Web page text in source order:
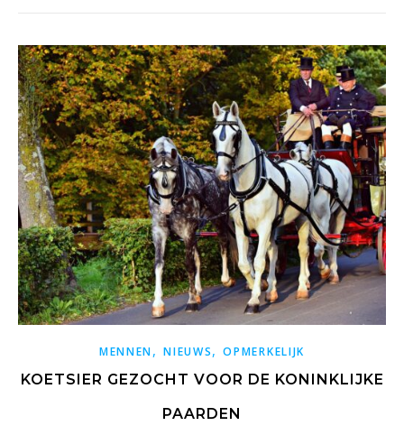
MENNEN,NIEUWS,OPMERKELIJK
KOETSIER GEZOCHT VOOR DE KONINKLIJKE
PAARDEN